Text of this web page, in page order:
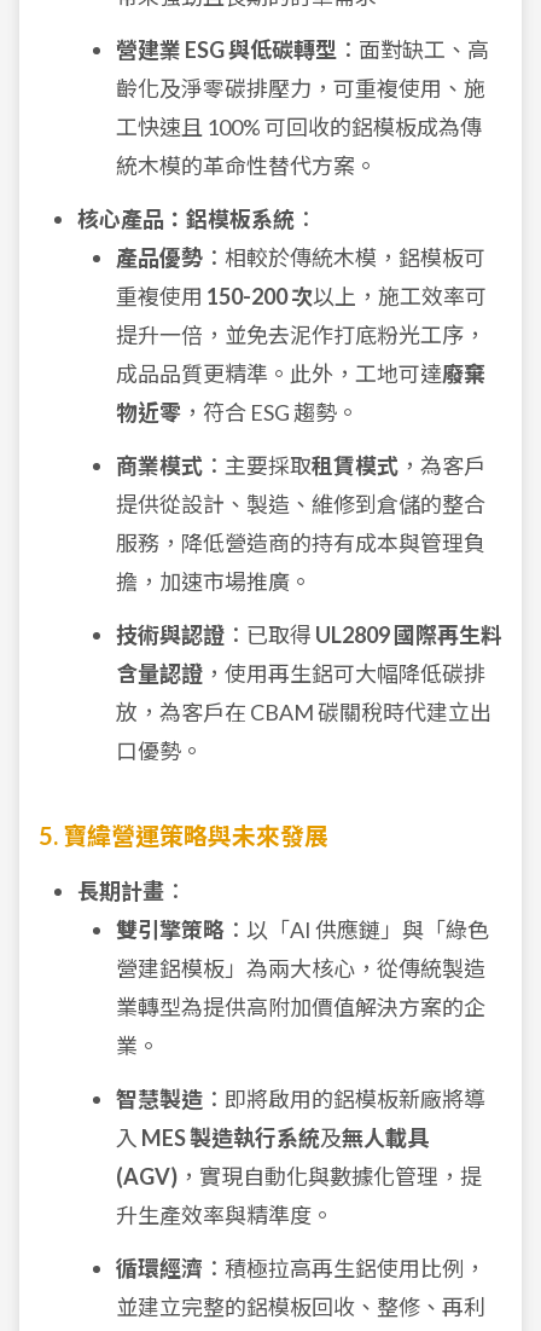
營建業 ESG 與低碳轉型 ：面對缺工、高
齡化及淨零碳排壓力，可重複使用、施
工快速且 100% 可回收的鋁模板成為傳
統木模的革命性替代方案。
核心產品：鋁模板系統 ：
產品優勢 ：相較於傳統木模，鋁模板可
重複使用 150-200 次以上，施工效率可
提升一倍，並免去泥作打底粉光工序，
成品品質更精準。此外，工地可達廢棄
物近零 ，符合 ESG 趨勢。
商業模式 ：主要採取租賃模式 ，為客戶
提供從設計、製造、維修到倉儲的整合
服務，降低營造商的持有成本與管理負
擔，加速市場推廣。
技術與認證 ：已取得 UL2809 國際再生料
含量認證 ，使用再生鋁可大幅降低碳排
放，為客戶在 CBAM 碳關稅時代建立出
口優勢。
5. 寶緯營運策略與未來發展
長期計畫 ：
雙引擎策略 ：以「AI 供應鏈」與「綠色
營建鋁模板」為兩大核心，從傳統製造
業轉型為提供高附加價值解決方案的企
業。
智慧製造 ：即將啟用的鋁模板新廠將導
入 MES 製造執行系統及無人載具
(AGV) ，實現自動化與數據化管理，提
升生產效率與精準度。
循環經濟 ：積極拉高再生鋁使用比例，
並建立完整的鋁模板回收、整修、再利